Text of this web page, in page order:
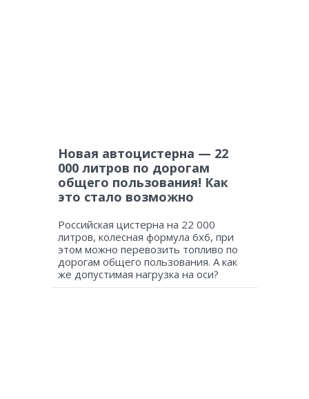
Новая автоцистерна — 22
000 литров по дорогам
общего пользования! Как
это стало возможно
Российская цистерна на 22 000
литров, колесная формула 6х6, при
этом можно перевозить топливо по
дорогам общего пользования. А как
же допустимая нагрузка на оси?